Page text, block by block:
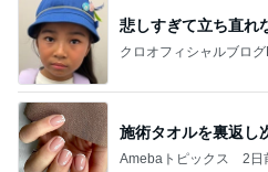
悲しすぎて立ち直れ
クロオフィシャルブロ
施術タオルを裏返し
Amebaトピックス 2日